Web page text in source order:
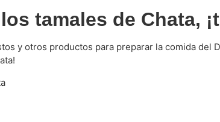
tamales de Chata,
y otros productos para preparar la comida del